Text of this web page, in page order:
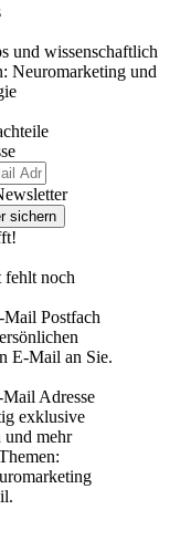
und wissenschaftlich
Neuromarketing und
sichern
fehlt noch
Postfach
E-Mail an Sie.
Adresse
exklusive
und mehr